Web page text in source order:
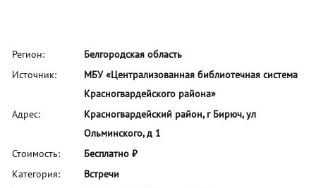
Регион:
Белгородская область
Источник:
МБУ «Централизованная библиотечная система
Красногвардейского района»
Адрес:
Красногвардейский район, г Бирюч, ул
Ольминского, д 1
Стоимость:
Бесплатно ₽
Категория:
Встречи